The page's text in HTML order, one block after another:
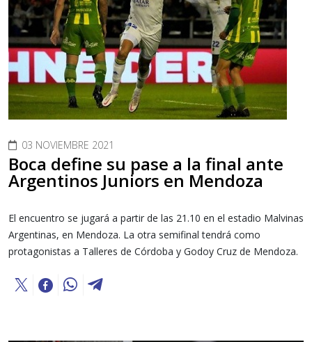
03 NOVIEMBRE 2021
Boca define su pase a la final ante
Argentinos Juniors en Mendoza
El encuentro se jugará a partir de las 21.10 en el estadio Malvinas
Argentinas, en Mendoza. La otra semifinal tendrá como
protagonistas a Talleres de Córdoba y Godoy Cruz de Mendoza.